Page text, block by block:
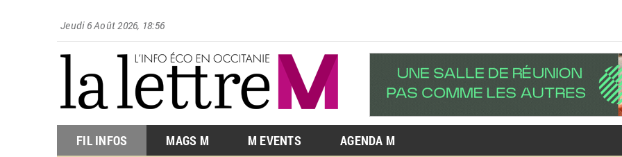
Jeudi 6 Août 2026, 18:56
FIL INFOS MAGS M M EVENTS AGENDA M